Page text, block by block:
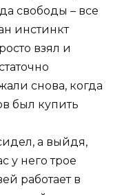
свободы – все
инстинкт
взял и
снова, когда
был купить
а выйдя,
у него трое
работает в